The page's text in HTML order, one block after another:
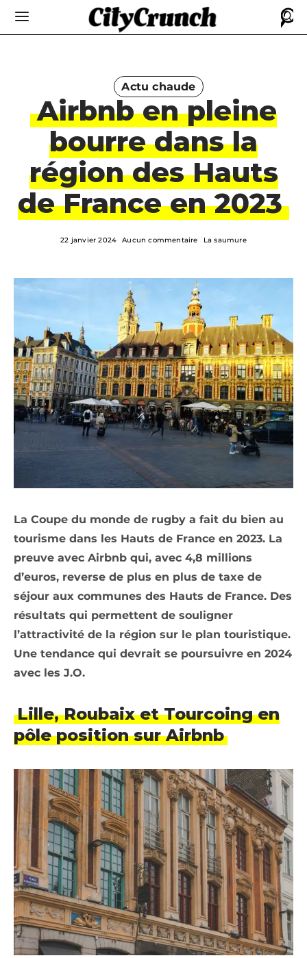
Actu chaude
Airbnb en pleine
bourre dans la
région des Hauts
de France en 2023
22 janvier 2024 Aucun commentaire La saumure
La Coupe du monde de rugby a fait du bien au
tourisme dans les Hauts de France en 2023. La
preuve avec Airbnb qui, avec 4,8 millions
d’euros, reverse de plus en plus de taxe de
séjour aux communes des Hauts de France. Des
résultats qui permettent de souligner
l’attractivité de la région sur le plan touristique.
Une tendance qui devrait se poursuivre en 2024
avec les J.O.
Lille, Roubaix et Tourcoing en
pôle position sur Airbnb